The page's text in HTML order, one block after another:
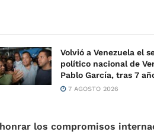
Volvió a Venezuela el
político nacional de
Pablo García, tras 7
7 AGOSTO 2026
los compromisos